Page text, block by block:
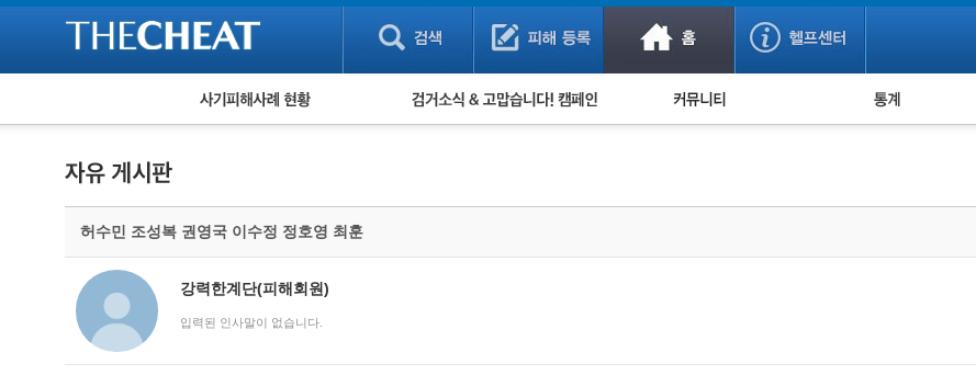
피해사례 현황
보이스피싱 피해사례
유해사이트 목록
비공개 피해사례
워킹홀리데이 피해사례
검거 소식 사기 예방했어요! 누적 피해사례 통계
허수민 조성복 권영국 이수정 정호영 최훈
강력한계단(피해회원)
입력된 인사말이 없습니다.